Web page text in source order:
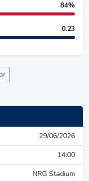
84%
0.23
29/06/2026
14:00
NRG Stadium